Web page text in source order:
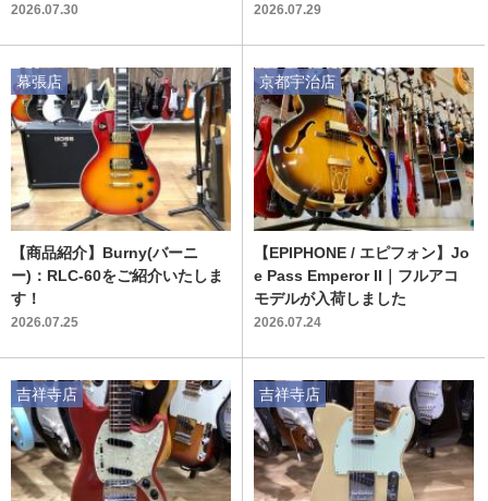
2026.07.30 2026.07.29
【商品紹介】Burny(バーニ
ー)：RLC-60をご紹介いたしま
す！
2026.07.25
幕張店
【EPIPHONE / エピフォン】Jo
e Pass Emperor II｜フルアコ
モデルが入荷しました
2026.07.24
京都宇治店
吉祥寺店 吉祥寺店